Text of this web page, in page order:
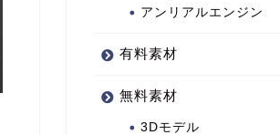
アンリアルエンジン
有料素材
無料素材
3Dモデル